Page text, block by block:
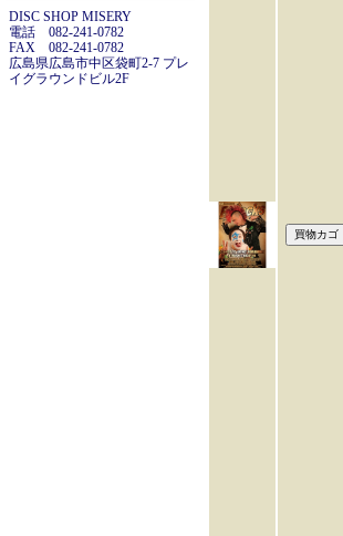
DISC SHOP MISERY
電話 082-241-0782
FAX 082-241-0782
広島県広島市中区袋町2-7 プレ
イグラウンドビル2F